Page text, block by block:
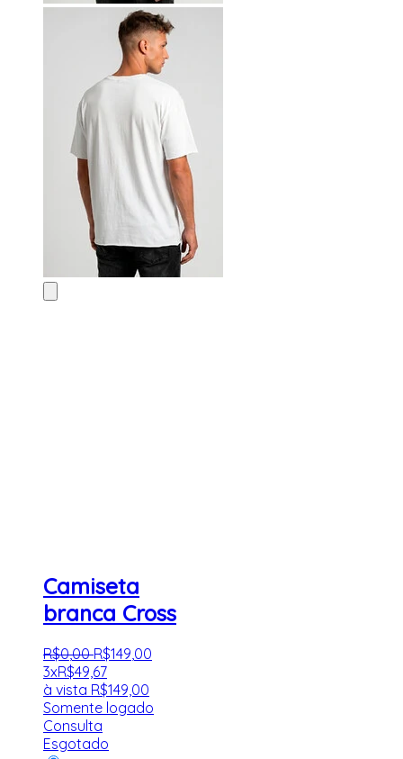
Camiseta
branca Cross
R$0,00 R$149 00
3xR$49,67
à vista R$149,00
Somente logado
Consulta
Esgotado